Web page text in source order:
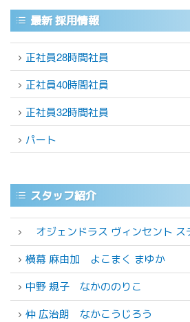
最新 採用情報
正社員28時間社員
正社員40時間社員
正社員32時間社員
パート
スタッフ紹介
オジェンドラス ヴィンセント
横幕 麻由加
よこまく まゆか
中野 規子 なかののりこ
仲 広治朗 なかこうじろう